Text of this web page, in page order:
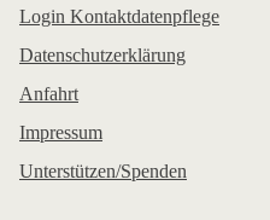
Login Kontaktdatenpflege
Datenschutzerklärung
Anfahrt
Impressum
Unterstützen/Spenden